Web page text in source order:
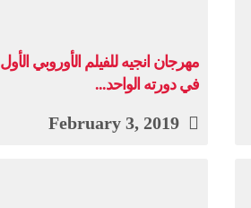
مهرجان انجيه للفيلم الأوروبي الأول
في دورته الواحد...